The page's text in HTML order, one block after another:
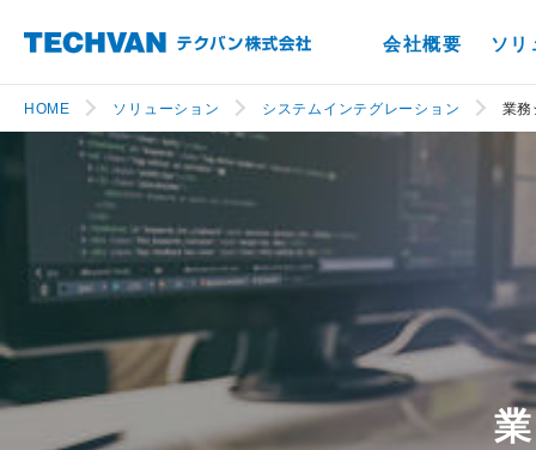
会社概要 ソリ
HOME ソリューション システムインテグレーション 業務